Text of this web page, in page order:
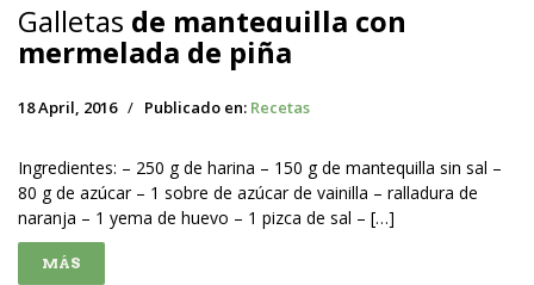
Galletas de mantequilla con
mermelada de piña
18 April, 2016/ Publicado en: Recetas
Ingredientes: – 250 g de harina – 150 g de mantequilla sin sal –
80 g de azúcar – 1 sobre de azúcar de vainilla – ralladura de
naranja – 1 yema de huevo – 1 pizca de sal – […]
MÁS